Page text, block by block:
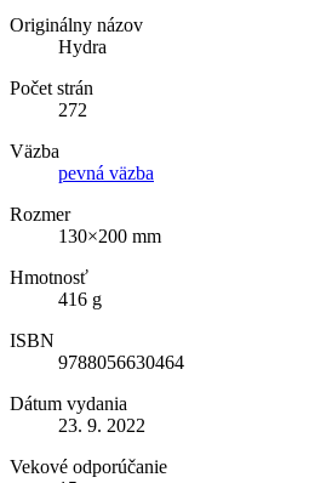
Originálny názov
Hydra
Počet strán
272
Väzba
pevná väzba
Rozmer
130×200 mm
Hmotnosť
416 g
ISBN
9788056630464
Dátum vydania
23. 9. 2022
Vekové odporúčanie